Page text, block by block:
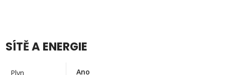
SÍTĚ A ENERGIE
Plyn Ano